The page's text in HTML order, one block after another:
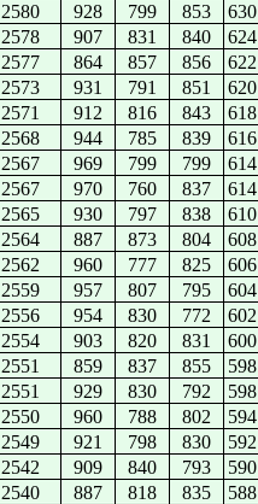
2580 928 799 853 630
2578 907 831 840 624
2577 864 857 856 622
2573 931 791 851 620
2571 912 816 843 618
2568 944 785 839 616
2567 969 799 799 614
2567 970 760 837 614
2565 930 797 838 610
2564 887 873 804 608
2562 960 777 825 606
2559 957 807 795 604
2556 954 830 772 602
2554 903 820 831 600
2551 859 837 855 598
2551 929 830 792 598
2550 960 788 802 594
2549 921 798 830 592
2542 909 840 793 590
2540 887 818 835 588